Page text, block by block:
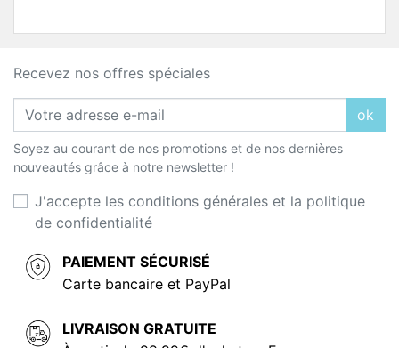
Recevez nos offres spéciales
ok
Soyez au courant de nos promotions et de nos dernières
nouveautés grâce à notre newsletter !
J'accepte les conditions générales et la politique
de confidentialité
PAIEMENT SÉCURISÉ
Carte bancaire et PayPal
LIVRAISON GRATUITE